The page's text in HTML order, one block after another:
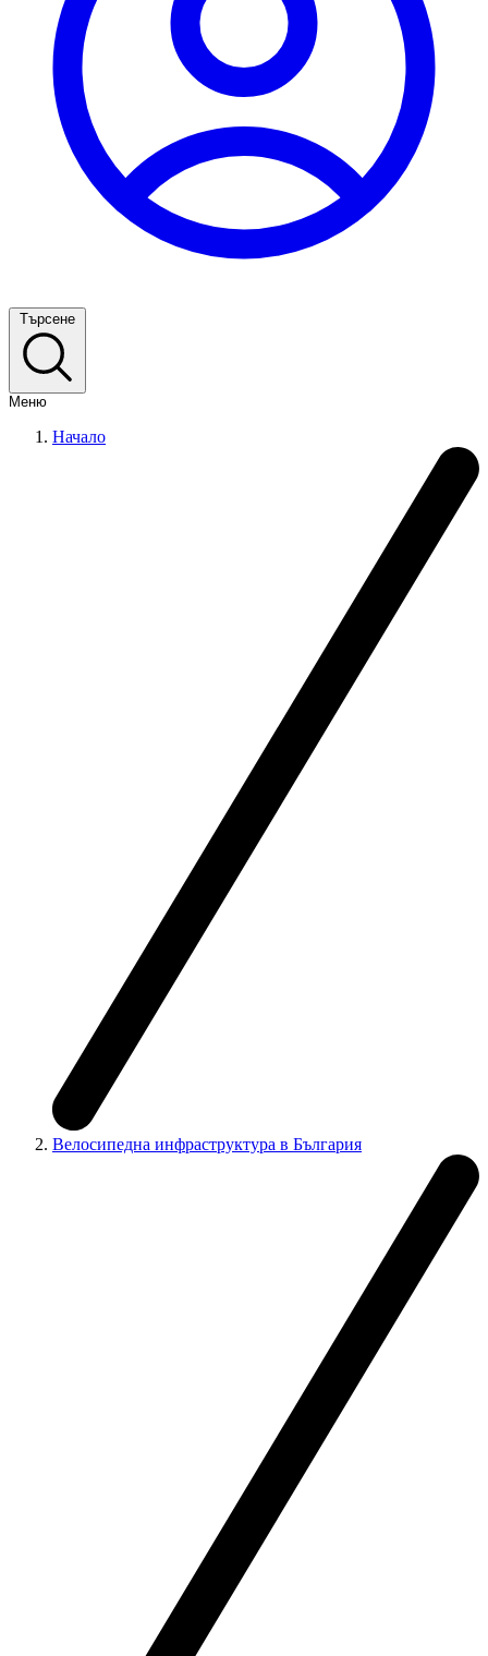
Търсене
Меню
Начало
Велосипедна инфраструктура в България